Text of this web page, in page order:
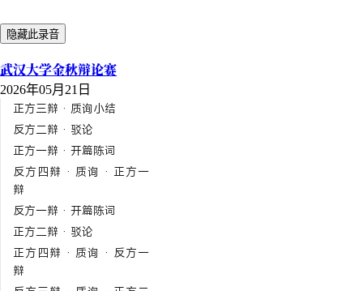
隐藏此录音
武汉大学金秋辩论赛
2026年05月21日
正方三辩 · 质询小结
反方二辩 · 驳论
正方一辩 · 开篇陈词
反方四辩 · 质询 · 正方一
辩
反方一辩 · 开篇陈词
正方二辩 · 驳论
正方四辩 · 质询 · 反方一
辩